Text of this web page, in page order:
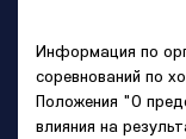
Информация по
соревнований по
Положения "О
влияния на